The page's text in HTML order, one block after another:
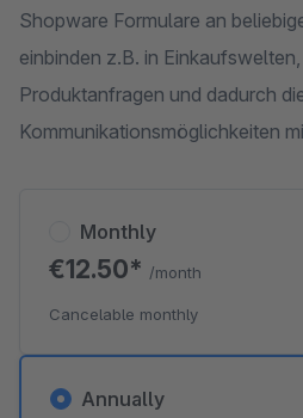
Shopware Formulare an
einbinden z.B. in
Produktanfragen und dadurch
Kommunikationsmöglichkeiten
Annually
Monthly
€12.50* /month
Cancelable monthly